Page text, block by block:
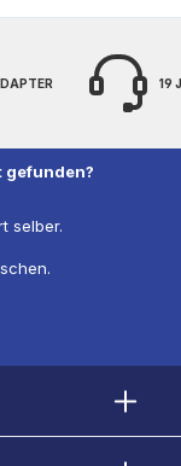
19
gefunden?
selber.